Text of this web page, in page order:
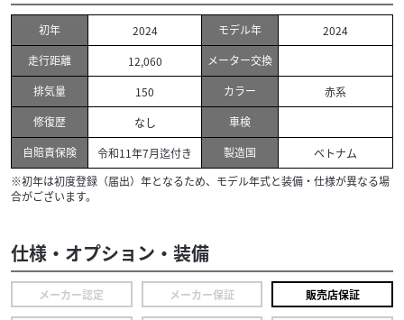
初年 2024 モデル年
2024
走行距離
12,060
メーター交換
排気量
150 カラー
赤系
修復歴
なし
車検
自賠責保険
令和11年7月迄付き 製造国
ベトナム
※初年は初度登録（届出）年となるため、モデル年式と装備・仕様が異なる場
合がございます。
仕様・オプション・装備
メーカー認定 メーカー保証 販売店保証